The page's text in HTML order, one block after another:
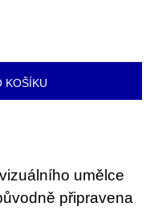
KOŠÍKU
umělce
připravena